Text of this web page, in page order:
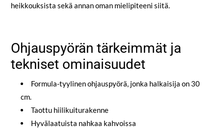
heikkouksista sekä annan oman mielipiteeni siitä.
Ohjauspyörän tärkeimmät ja
tekniset ominaisuudet
Formula-tyylinen ohjauspyörä, jonka halkaisija on 30
cm.
Taottu hiilikuiturakenne
Hyvälaatuista nahkaa kahvoissa